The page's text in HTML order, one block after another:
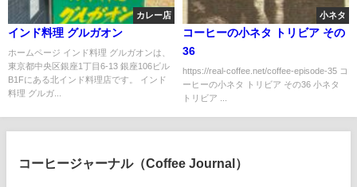
カレー店
インド料理 グルガオン
ホームページ インド料理 グルガオンは、
東京都中央区銀座1丁目6-13 銀座106ビル
B1Fにある北インド料理店です。 インド
料理 グルガ...
小ネタ
コーヒーの小ネタ トリビア その
36
https://real-coffee.net/coffee-episode-35 コ
ーヒーの小ネタ トリビア その36 小ネタ
トリビア ...
コーヒージャーナル（Coffee Journal）